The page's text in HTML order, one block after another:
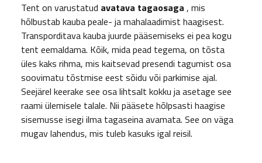
Tent on varustatud avatava tagaosaga , mis
hõlbustab kauba peale- ja mahalaadimist haagisest.
Transporditava kauba juurde pääsemiseks ei pea kogu
tent eemaldama. Kõik, mida pead tegema, on tõsta
üles kaks rihma, mis kaitsevad presendi tagumist osa
soovimatu tõstmise eest sõidu või parkimise ajal.
Seejärel keerake see osa lihtsalt kokku ja asetage see
raami ülemisele talale. Nii pääsete hõlpsasti haagise
sisemusse isegi ilma tagaseina avamata. See on väga
mugav lahendus, mis tuleb kasuks igal reisil.